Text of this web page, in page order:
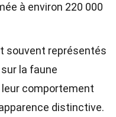
à environ 220 000
souvent représentés
la faune
comportement
distinctive.